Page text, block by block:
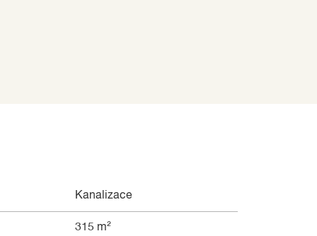
Kanalizace
315 m²